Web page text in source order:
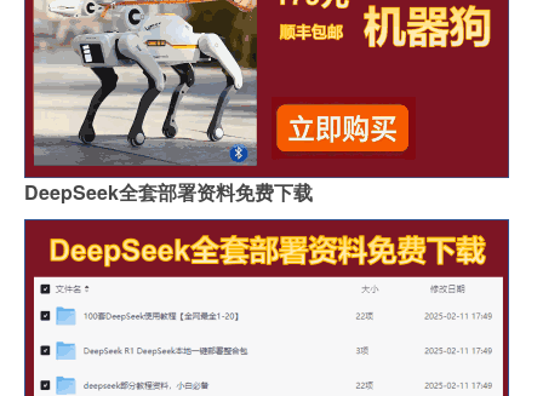
DeepSeek全套部署资料免费下载